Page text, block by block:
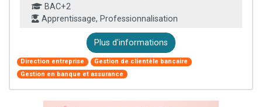
BAC+2
Apprentissage, Professionnalisation
Plus d'informations
Direction entreprise
Gestion de clientèle bancaire
Gestion en banque et assurance